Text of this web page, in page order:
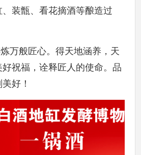
装甑、看花摘酒等酿造过
万般匠心。得天地涵养，天
祝福，诠释匠人的使命。品
好！